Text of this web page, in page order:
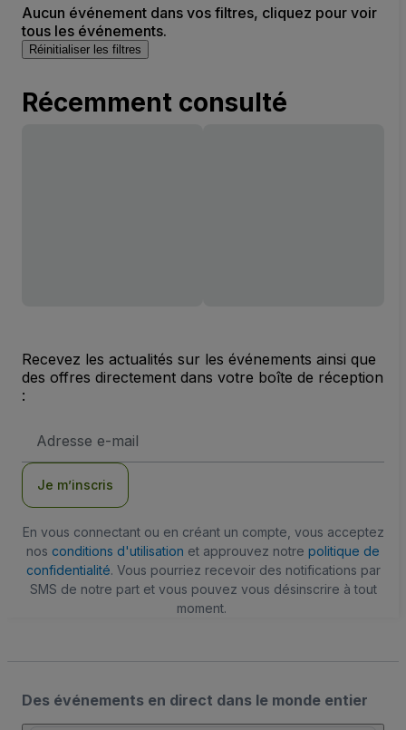
Aucun événement dans vos filtres, cliquez pour voir
tous les événements.
Réinitialiser les filtres
Récemment consulté
Recevez les actualités sur les événements ainsi que
des offres directement dans votre boîte de réception
:
e-
Je m’inscris
En vous connectant ou en créant un compte, vous acceptez
nos conditions d'utilisation et approuvez notre politique de
confidentialité. Vous pourriez recevoir des notifications par
SMS de notre part et vous pouvez vous désinscrire à tout
moment.
Des événements en direct dans le monde entier